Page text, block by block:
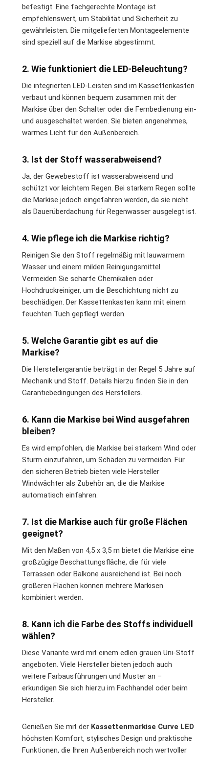
befestigt. Eine fachgerechte Montage ist
empfehlenswert, um Stabilität und Sicherheit zu
gewährleisten. Die mitgelieferten Montageelemente
sind speziell auf die Markise abgestimmt.
2. Wie funktioniert die LED-Beleuchtung?
Die integrierten LED-Leisten sind im Kassettenkasten
verbaut und können bequem zusammen mit der
Markise über den Schalter oder die Fernbedienung ein-
und ausgeschaltet werden. Sie bieten angenehmes,
warmes Licht für den Außenbereich.
3. Ist der Stoff wasserabweisend?
Ja, der Gewebestoff ist wasserabweisend und
schützt vor leichtem Regen. Bei starkem Regen sollte
die Markise jedoch eingefahren werden, da sie nicht
als Dauerüberdachung für Regenwasser ausgelegt ist.
4. Wie pflege ich die Markise richtig?
Reinigen Sie den Stoff regelmäßig mit lauwarmem
Wasser und einem milden Reinigungsmittel.
Vermeiden Sie scharfe Chemikalien oder
Hochdruckreiniger, um die Beschichtung nicht zu
beschädigen. Der Kassettenkasten kann mit einem
feuchten Tuch gepflegt werden.
5. Welche Garantie gibt es auf die
Markise?
Die Herstellergarantie beträgt in der Regel 5 Jahre auf
Mechanik und Stoff. Details hierzu finden Sie in den
Garantiebedingungen des Herstellers.
6. Kann die Markise bei Wind ausgefahren
bleiben?
Es wird empfohlen, die Markise bei starkem Wind oder
Sturm einzufahren, um Schäden zu vermeiden. Für
den sicheren Betrieb bieten viele Hersteller
Windwächter als Zubehör an, die die Markise
automatisch einfahren.
7. Ist die Markise auch für große Flächen
geeignet?
Mit den Maßen von 4,5 x 3,5 m bietet die Markise eine
großzügige Beschattungsfläche, die für viele
Terrassen oder Balkone ausreichend ist. Bei noch
größeren Flächen können mehrere Markisen
kombiniert werden.
8. Kann ich die Farbe des Stoffs individuell
wählen?
Diese Variante wird mit einem edlen grauen Uni-Stoff
angeboten. Viele Hersteller bieten jedoch auch
weitere Farbausführungen und Muster an –
erkundigen Sie sich hierzu im Fachhandel oder beim
Hersteller.
Genießen Sie mit der Kassettenmarkise Curve LED
höchsten Komfort, stylisches Design und praktische
Funktionen, die Ihren Außenbereich noch wertvoller